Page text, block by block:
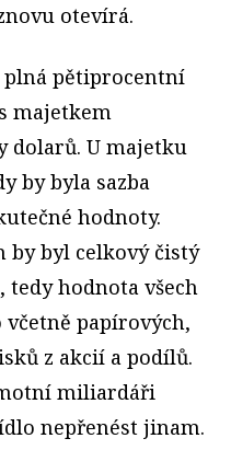
otevírá.
pětiprocentní
majetkem
dolarů. U majetku
by byla sazba
hodnoty.
by byl celkový čistý
hodnota všech
papírových,
z akcií a podílů.
miliardáři
nepřenést jinam.